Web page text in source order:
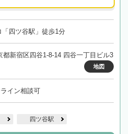
四ツ谷駅」徒歩1分
都新宿区四谷1-8-14 四谷一丁目ビル3
地図
イン相談可
四ツ谷駅